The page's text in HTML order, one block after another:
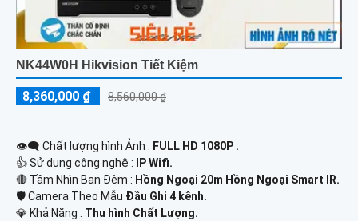
NK44W0H Hikvision Tiết Kiệm
8,360,000 ₫ 8,560,000 ₫
👁️‍🗨 Chất lượng hình Ảnh : FULL HD 1080P .
👍 Sử dụng công nghệ :
IP Wifi.
🔴 Tầm Nhìn Ban Đêm : Hồng Ngoại 20m Hồng Ngoại Smart IR.
🛡 Camera Theo Mẫu Đầu Ghi 4 kênh.
️💎 Khả Năng : Thu hình Chất Lượng.